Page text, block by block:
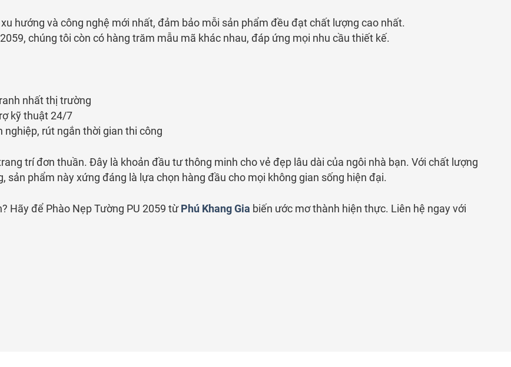
hướng và công nghệ mới nhất, đảm bảo mỗi sản phẩm đều đạt chất lượng cao nhất.
chúng tôi còn có hàng trăm mẫu mã khác nhau, đáp ứng mọi nhu cầu thiết kế.
nhất thị trường
kỹ thuật 24/7
rút ngắn thời gian thi công
trí đơn thuần. Đây là khoản đầu tư thông minh cho vẻ đẹp lâu dài của ngôi nhà bạn. Với chất lượng
phẩm này xứng đáng là lựa chọn hàng đầu cho mọi không gian sống hiện đại.
Hãy để Phào Nẹp Tường PU 2059 từPhú Khang Gia biến ước mơ thành hiện thực. Liên hệ ngay với